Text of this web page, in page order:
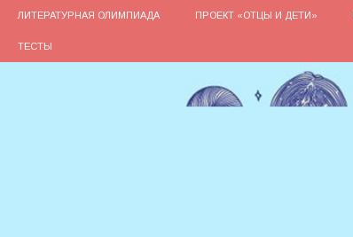
ЛИТЕРАТУРНАЯ ОЛИМПИАДА ПРОЕКТ «ОТЦЫ И ДЕТИ»
ТЕСТЫ